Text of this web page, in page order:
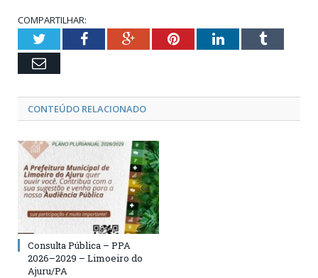
COMPARTILHAR:
TwitterFacebookGoogle+PinterestLinkedInTumblr
Email
CONTEÚDO RELACIONADO
Consulta Pública – PPA
2026–2029 – Limoeiro do
Ajuru/PA